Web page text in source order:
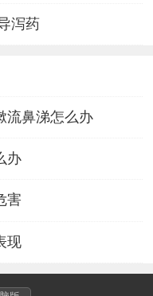
泻药
流鼻涕怎么办
办
害
现